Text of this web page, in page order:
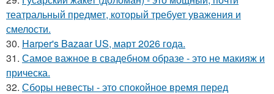
театральный предмет, который требует уважения и
смелости.
30. Harper's Bazaar US, март 2026 года.
31. Самое важное в свадебном образе - это не макияж и
прическа.
32. Сборы невесты - это спокойное время перед